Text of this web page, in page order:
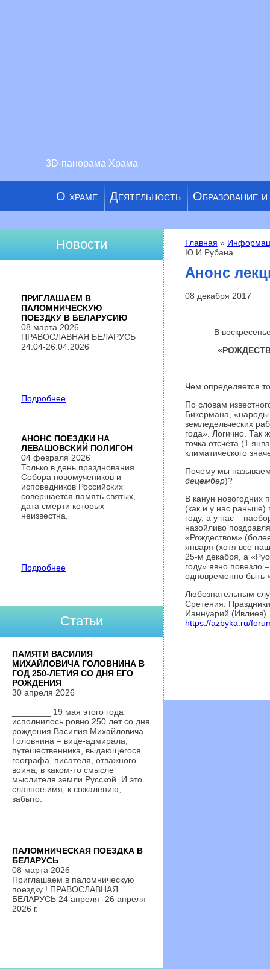
3D-панорама Храма
О храме Деятельность Образование
Вы здесь
Главная »
Ю.И.Рубана
Анонс
08 декабря 2017
В
Чем определяется
По словам
Бикермана, «народы
земледельческих
года». Логично. Так
точка отсчёта (1
климатического
Почему мы
децембер)?
В канун новогодних
(как и у нас раньше)
году, а у нас –
назойливо
«Рождеством»
января (хотя все
25-м декабря, а
году» явно повезло
одновременно быть
Любознательным
Сретения.
Ианнуарий
https://azbyka.ru/
Новости
ПРИГЛАШАЕМ В
ПАЛОМНИЧЕСКУЮ
ПОЕЗДКУ В БЕЛАРУСИЮ
08 марта 2026
ПРАВОСЛАВНАЯ БЕЛАРУСЬ
24.04-26.04.2026
Подробнее
АНОНС ПОЕЗДКИ НА
ЛЕВАШОВСКИЙ ПОЛИГОН
04 февраля 2026
Только в день празднования
Собора новомучеников и
исповедников Российских
совершается память святых,
дата смерти которых
неизвестна.
Подробнее
Статьи
ПАМЯТИ ВАСИЛИЯ
МИХАЙЛОВИЧА ГОЛОВНИНА В
ГОД 250-ЛЕТИЯ СО ДНЯ ЕГО
РОЖДЕНИЯ
30 апреля 2026
________ 19 мая этого года
исполнилось ровно 250 лет со дня
рождения Василия Михайловича
Головнина – вице-адмирала,
путешественника, выдающегося
географа, писателя, отважного
воина, в каком-то смысле
мыслителя земли Русской. И это
славное имя, к сожалению,
забыто.
ПАЛОМНИЧЕСКАЯ ПОЕЗДКА В
БЕЛАРУСЬ
08 марта 2026
Приглашаем в паломническую
поездку ! ПРАВОСЛАВНАЯ
БЕЛАРУСЬ 24 апреля -26 апреля
2026 г.